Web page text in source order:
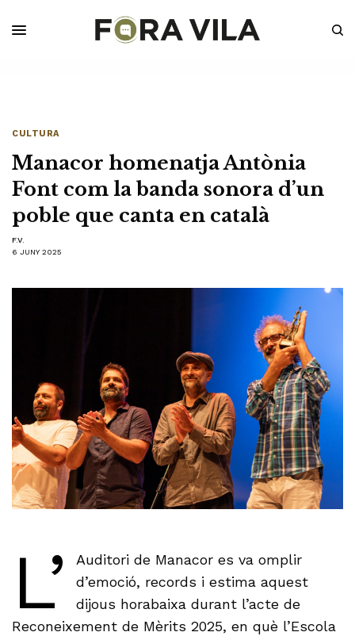
CULTURA
Manacor homenatja Antònia
Font com la banda sonora d’un
poble que canta en català
F.V.
6 JUNY 2025
L’
Auditori de Manacor es va omplir
d’emoció, records i estima aquest
dijous horabaixa durant l’acte de
Reconeixement de Mèrits 2025, en què l’Escola